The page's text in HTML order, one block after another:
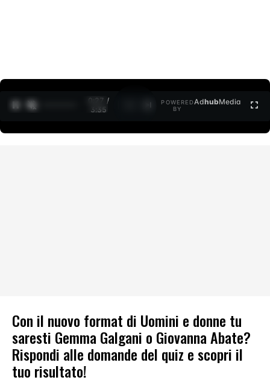
0:27 /
3:35
POWERED
BY
AdhubMedia
Con il nuovo format di Uomini e donne tu
saresti Gemma Galgani o Giovanna Abate?
Rispondi alle domande del quiz e scopri il
tuo risultato!